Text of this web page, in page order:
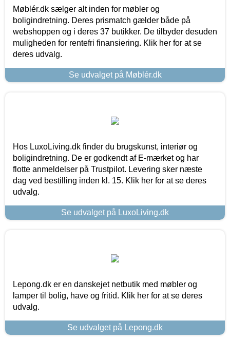
Møblér.dk sælger alt inden for møbler og
boligindretning. Deres prismatch gælder både på
webshoppen og i deres 37 butikker. De tilbyder desuden
muligheden for rentefri finansiering. Klik her for at se
deres udvalg.
Se udvalget på Møblér.dk
Hos LuxoLiving.dk finder du brugskunst, interiør og
boligindretning. De er godkendt af E-mærket og har
flotte anmeldelser på Trustpilot. Levering sker næste
dag ved bestilling inden kl. 15. Klik her for at se deres
udvalg.
Se udvalget på LuxoLiving.dk
Lepong.dk er en danskejet netbutik med møbler og
lamper til bolig, have og fritid. Klik her for at se deres
udvalg.
Se udvalget på Lepong.dk